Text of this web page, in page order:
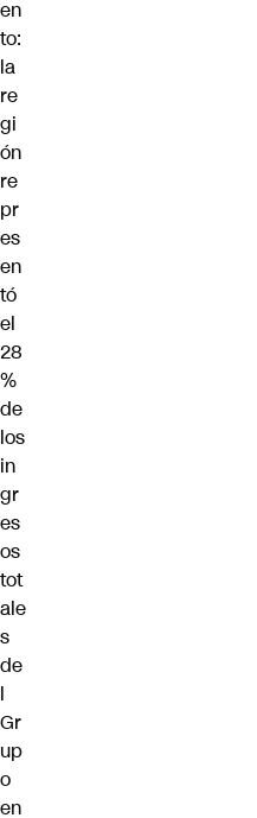
en
to:
la
re
gi
ón
re
pr
es
en
tó
el
28
%
de
los
in
gr
es
os
tot
ale
s
de
l
Gr
up
o
en